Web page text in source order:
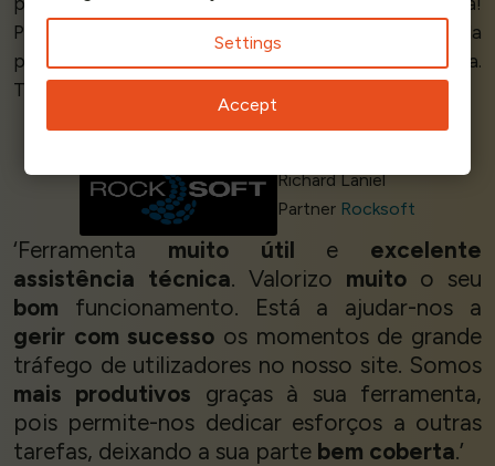
Posso
descansar tranquilo
sabendo que o pico da
procura já não vai causar problemas no meu sistema.
Tudo é
Richard Laniel
Partner Rocksoft
‘Ferramenta muito útil e excelente
assistência técnica. Valorizo muito o seu
bom funcionamento. Está a ajudar-nos a
gerir com sucesso os momentos de grande
tráfego de utilizadores no nosso site. Somos
mais produtivos graças à sua ferramenta,
pois permite-nos dedicar esforços a outras
tarefas, deixando a sua parte bem coberta.’
Settings
Accept